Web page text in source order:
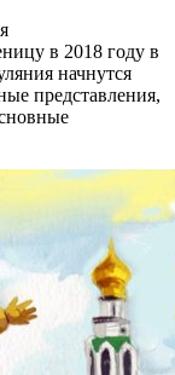
в 2018 году в
начнутся
представления,